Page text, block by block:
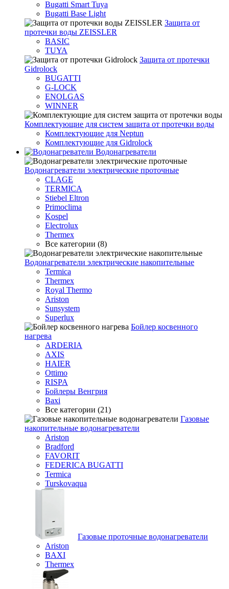
Bugatti Smart Tuya
Bugatti Base Light
Защита от
протечки воды ZEISSLER
BASIC
TUYA
Защита от протечки
Gidrolock
BUGATTI
G-LOCK
ENOLGAS
WINNER
Комплектующие для систем защита от протечки воды
Комплектующие для Neptun
Комплектующие для Gidrolock
Водонагреватели
Водонагреватeли электрические проточные
CLAGE
TERMICA
Stiebel Eltron
Primoclima
Kospel
Electrolux
Thermex
Все категории (8)
Водонагреватели электрические накопительные
Termica
Thermex
Royal Thermo
Ariston
Sunsystem
Superlux
Бойлер косвенного
нагрева
ARDERIA
AXIS
HAIER
Ottimo
RISPA
Бойлеры Венгрия
Baxi
Все категории (21)
Газовые
накопительные водонагреватели
Ariston
Bradford
FAVORIT
FEDERICA BUGATTI
Termica
Turskovaqua
Газовые проточные водонагреватели
Ariston
BAXI
Thermex